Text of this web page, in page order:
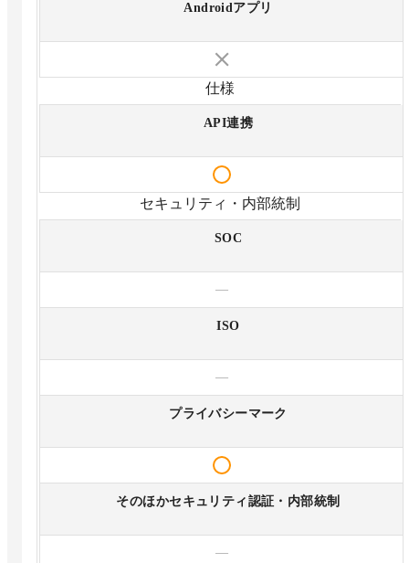
Androidアプリ
仕様
API連携
セキュリティ・内部統制
SOC
—
ISO
—
プライバシーマーク
そのほかセキュリティ認証・内部統制
—